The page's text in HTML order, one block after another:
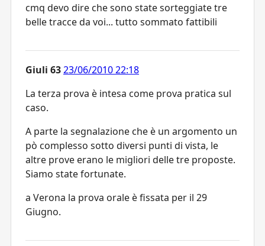
cmq devo dire che sono state sorteggiate tre
belle tracce da voi... tutto sommato fattibili
Giuli 6323/06/2010 22:18
La terza prova è intesa come prova pratica sul
caso.
A parte la segnalazione che è un argomento un
pò complesso sotto diversi punti di vista, le
altre prove erano le migliori delle tre proposte.
Siamo state fortunate.
a Verona la prova orale è fissata per il 29
Giugno.